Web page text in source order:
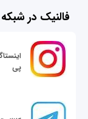
فالنیک در شبکه
پی